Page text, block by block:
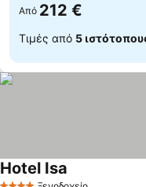
Από 212 €
Τιμές από 5
Hotel Isa